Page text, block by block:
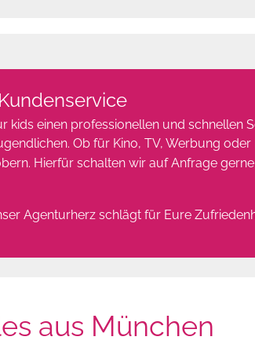
Kundenservice
kids einen professionellen und schnellen
Ob für Kino, TV, Werbung
Hierfür schalten wir auf Anfrage
Agenturherz schlägt für Eure
aus München